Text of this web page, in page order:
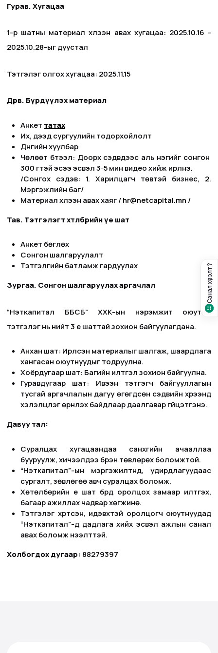
Санал хүсэлт?
Гурав. Хугацаа
1-р шатны материал хүлээн авах хугацаа: 2025.10.16 -
2025.10.28-ыг дуустал
Тэтгэлэг олгох хугацаа: 2025.11.15
Дөрөв. Бүрдүүлэх материал
Анкет татах
Их, дээд сургуулийн тодорхойлолт
Дүнгийн хуулбар
Чөлөөт бүтээл: Доорх сэдвүүдээс аль нэгийг сонгон
300 үгтэй эсээ эсвэл 3-5 мин видео хийж ирүүлнэ.
/Сонгох сэдэв: 1. Харилцагч төвтэй бизнес, 2.
Мэргэжлийн баг/
Материал хүлээн авах хаяг /hr@netcapital.mn /
Тав. Тэтгэлэгт хөтөлбөрийн үе шат
Анкет бөглөх
Сонгон шалгаруулалт
Тэтгэлгийн батламж гардуулах
Зургаа. Сонгон шалгаруулах аргачлал
“Нэткапитал ББСБ” ХХК-ын нэрэмжит оюутны
тэтгэлэг нь нийт 3 үе шаттай зохион байгуулагдана.
Анхан шат: Ирүүлсэн материалыг шалгаж, шаардлага
хангасан оюутнуудыг тодруулна.
Хоёрдугаар шат: Багийн илтгэл зохион байгуулна.
Гуравдугаар шат: Ивээн тэтгэгч байгууллагын
тусгай аргачлалын дагуу өгөгдсөн сэдвийн хүрээнд
хэлэлцүүлэг өрнүүлэх байдлаар даалгавар гүйцэтгэнэ.
Давуу тал:
Суралцах хугацаандаа санхүүгийн ачааллаа
бууруулж, хичээлдээ бүрэн төвлөрөх боломжтой.
“Нэткапитал”-ын мэргэжилтнүүд, удирдлагуудаас
сургалт, зөвлөгөө авч суралцах боломж.
Хөтөлбөрийн үе шат бүрд оролцох замаар илтгэх,
багаар ажиллах чадвар хөгжинө.
Тэтгэлэг хүртсэн, идэвхтэй оролцогч оюутнуудад
“Нэткапитал”-д дадлага хийх эсвэл ажлын санал
авах боломж нээлттэй.
Холбогдох дугаар: 88279397